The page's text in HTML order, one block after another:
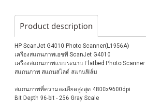
Product description
HP ScanJet G4010 Photo Scanner(L1956A)
เครื่องสแกนภาพเอชพี ScanJet G4010
เครื่องสแกนภาพแบบระนาบ Flatbed Photo Scanner
สแกนภาพ สแกนสไลด์ สแกนฟิล์ม
สแกนภาพที่ความละเอียดสูงสุด 4800x9600dpi
Bit Depth 96-bit - 256 Gray Scale